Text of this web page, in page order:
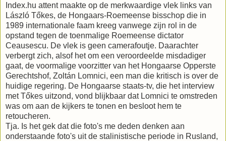
Index.hu attent maakte op de merkwaardige vlek links van
László Tőkes, de Hongaars-Roemeense bisschop die in
1989 internationale faam kreeg vanwege zijn rol in de
opstand tegen de toenmalige Roemeense dictator
Ceausescu. De vlek is geen camerafoutje. Daarachter
verbergt zich, alsof het om een veroordeelde misdadiger
gaat, de voormalige voorzitter van het Hongaarse Opperste
Gerechtshof, Zoltán Lomnici, een man die kritisch is over de
huidige regering. De Hongaarse staats-tv, die het interview
met Tőkes uitzond, vond blijkbaar dat Lomnici te omstreden
was om aan de kijkers te tonen en besloot hem te
retoucheren.
Tja. Is het gek dat die foto's me deden denken aan
onderstaande foto's uit de stalinistische periode in Rusland,